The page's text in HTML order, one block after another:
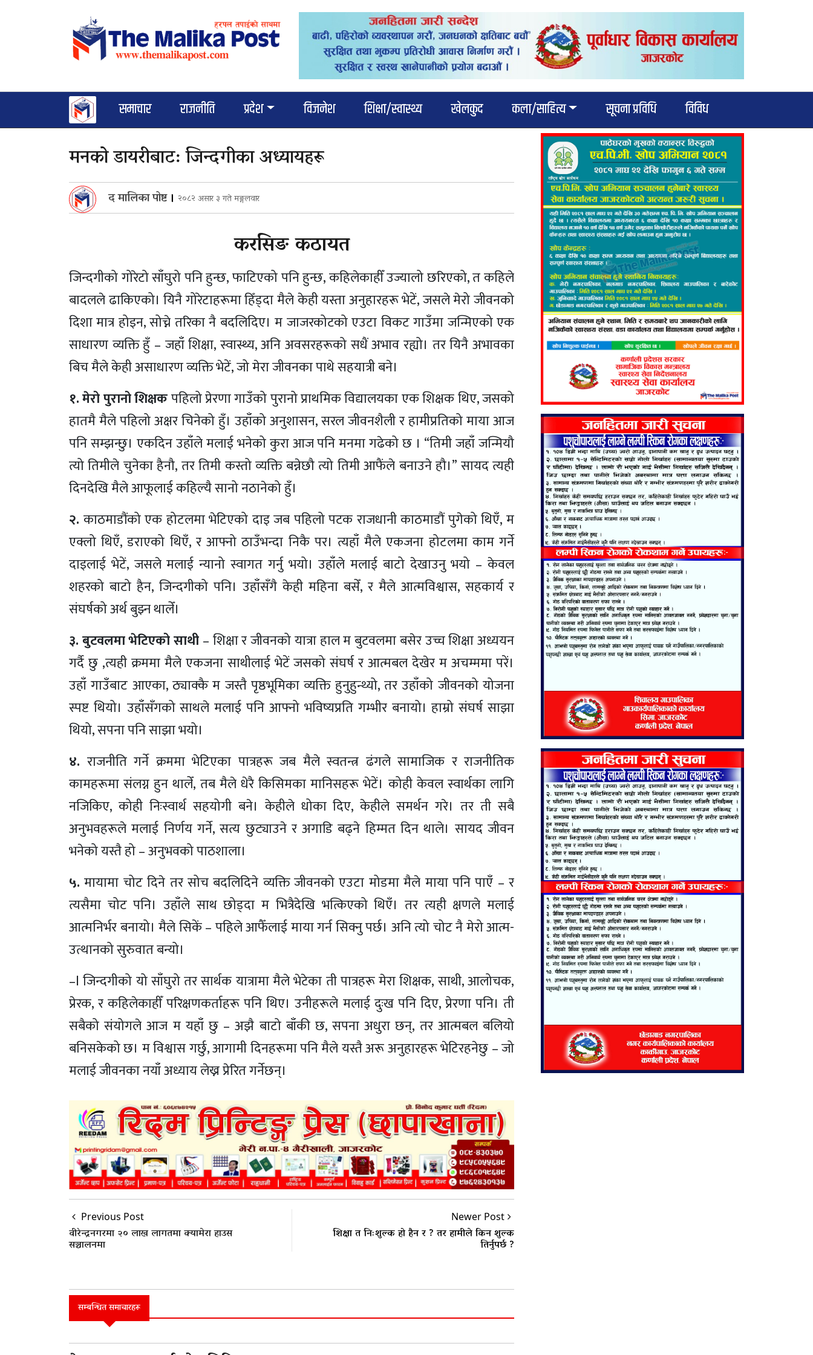
समाचार राजनीति प्रदेश विजनेश शिक्षा/स्वास्थ्य खेलकुद कला/साहित्य सूचना प्रविधि विविध
मनको डायरीबाट: जिन्दगीका अध्यायहरू
द मालिका पोष्ट। २०८२ असार ३ गते मङ्गलवार
करसिङ कठायत
जिन्दगीको गोरेटो साँघुरो पनि हुन्छ, फाटिएको पनि हुन्छ, कहिलेकाहीँ उज्यालो छरिएको, त कहिले
बादलले ढाकिएको। यिनै गोरेटाहरूमा हिँड्दा मैले केही यस्ता अनुहारहरू भेटें, जसले मेरो जीवनको
दिशा मात्र होइन, सोच्ने तरिका नै बदलिदिए। म जाजरकोटको एउटा विकट गाउँमा जन्मिएको एक
साधारण व्यक्ति हुँ – जहाँ शिक्षा, स्वास्थ्य, अनि अवसरहरूको सधैं अभाव रह्यो। तर यिनै अभावका
बिच मैले केही असाधारण व्यक्ति भेटें, जो मेरा जीवनका पाथे सहयात्री बने।
१. मेरो पुरानो शिक्षकपहिलो प्रेरणा गाउँको पुरानो प्राथमिक विद्यालयका एक शिक्षक थिए, जसको
हातमै मैले पहिलो अक्षर चिनेको हुँ। उहाँको अनुशासन, सरल जीवनशैली र हामीप्रतिको माया आज
पनि सम्झन्छु। एकदिन उहाँले मलाई भनेको कुरा आज पनि मनमा गढेको छ । “तिमी जहाँ जन्मियौ
त्यो तिमीले चुनेका हैनौ, तर तिमी कस्तो व्यक्ति बन्नेछौ त्यो तिमी आफैंले बनाउने हौ।” सायद त्यही
दिनदेखि मैले आफूलाई कहिल्यै सानो नठानेको हुँ।
२. काठमाडौंको एक होटलमा भेटिएको दाइ जब पहिलो पटक राजधानी काठमाडौं पुगेको थिएँ, म
एक्लो थिएँ, डराएको थिएँ, र आफ्नो ठाउँभन्दा निकै पर। त्यहाँ मैले एकजना होटलमा काम गर्ने
दाइलाई भेटें, जसले मलाई न्यानो स्वागत गर्नु भयो। उहाँले मलाई बाटो देखाउनु भयो – केवल
शहरको बाटो हैन, जिन्दगीको पनि। उहाँसँगै केही महिना बसेँ, र मैले आत्मविश्वास, सहकार्य र
संघर्षको अर्थ बुझ्न थालेँ।
३. बुटवलमा भेटिएको साथी– शिक्षा र जीवनको यात्रा हाल म बुटवलमा बसेर उच्च शिक्षा अध्ययन
गर्दै छु ,त्यही क्रममा मैले एकजना साथीलाई भेटें जसको संघर्ष र आत्मबल देखेर म अचम्ममा परें।
उहाँ गाउँबाट आएका, ठ्याक्कै म जस्तै पृष्ठभूमिका व्यक्ति हुनुहुन्थ्यो, तर उहाँको जीवनको योजना
स्पष्ट थियो। उहाँसँगको साथले मलाई पनि आफ्नो भविष्यप्रति गम्भीर बनायो। हाम्रो संघर्ष साझा
थियो, सपना पनि साझा भयो।
४. राजनीति गर्ने क्रममा भेटिएका पात्रहरू जब मैले स्वतन्त्र ढंगले सामाजिक र राजनीतिक
कामहरूमा संलग्न हुन थालेँ, तब मैले धेरै किसिमका मानिसहरू भेटें। कोही केवल स्वार्थका लागि
नजिकिए, कोही निःस्वार्थ सहयोगी बने। केहीले धोका दिए, केहीले समर्थन गरे। तर ती सबै
अनुभवहरूले मलाई निर्णय गर्ने, सत्य छुट्याउने र अगाडि बढ्ने हिम्मत दिन थाले। सायद जीवन
भनेको यस्तै हो – अनुभवको पाठशाला।
५. मायामा चोट दिने तर सोच बदलिदिने व्यक्ति जीवनको एउटा मोडमा मैले माया पनि पाएँ – र
त्यसैमा चोट पनि। उहाँले साथ छोड्दा म भित्रैदेखि भत्किएको थिएँ। तर त्यही क्षणले मलाई
आत्मनिर्भर बनायो। मैले सिकें – पहिले आफैँलाई माया गर्न सिक्नु पर्छ। अनि त्यो चोट नै मेरो आत्म-
उत्थानको सुरुवात बन्यो।
–l जिन्दगीको यो साँघुरो तर सार्थक यात्रामा मैले भेटेका ती पात्रहरू मेरा शिक्षक, साथी, आलोचक,
प्रेरक, र कहिलेकाहीँ परिक्षणकर्ताहरू पनि थिए। उनीहरूले मलाई दुःख पनि दिए, प्रेरणा पनि। ती
सबैको संयोगले आज म यहाँ छु – अझै बाटो बाँकी छ, सपना अधुरा छन्, तर आत्मबल बलियो
बनिसकेको छ। म विश्वास गर्छु, आगामी दिनहरूमा पनि मैले यस्तै अरू अनुहारहरू भेटिरहनेछु – जो
मलाई जीवनका नयाँ अध्याय लेख्न प्रेरित गर्नेछन्।
Previous Post
वीरेन्द्रनगरमा २० लाख लागतमा क्यामेरा हाउस
सञ्चालनमा
Newer Post
शिक्षा त निःशुल्क हो हैन र ? तर हामीले किन शुल्क
तिर्नुपर्छ ?
सम्बन्धित समाचारहरू